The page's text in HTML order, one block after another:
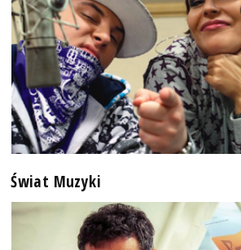
Świat Muzyki